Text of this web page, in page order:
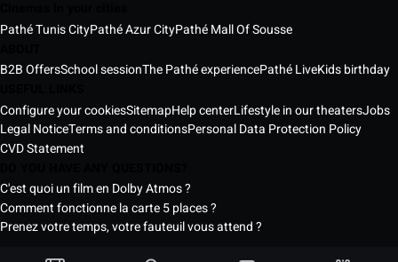
Pathé Tunis CityPathé Azur CityPathé Mall Of Sousse
B2B OffersSchool sessionThe Pathé experiencePathé LiveKids birthday
Configure your cookiesSitemapHelp centerLifestyle in our theatersJobs
Legal NoticeTerms and conditionsPersonal Data Protection Policy
CVD Statement
C'est quoi un film en Dolby Atmos ?
Comment fonctionne la carte 5 places ?
Prenez votre temps, votre fauteuil vous attend ?